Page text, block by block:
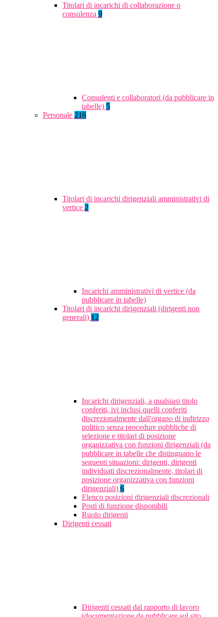
Titolari di incarichi di collaborazione o
consulenza 9
Consulenti e collaboratori (da pubblicare in
tabelle) 5
Personale 216
Titolari di incarichi dirigenziali amministrativi di
vertice 2
Incarichi amministrativi di vertice (da
pubblicare in tabelle)
Titolari di incarichi dirigenziali (dirigenti non
generali) 12
Incarichi dirigenziali, a qualsiasi titolo
conferiti, ivi inclusi quelli conferiti
discrezionalmente dall'organo di indirizzo
politico senza procedure pubbliche di
selezione e titolari di posizione
organizzativa con funzioni dirigenziali (da
pubblicare in tabelle che distinguano le
seguenti situazioni: dirigenti, dirigenti
individuati discrezionalmente, titolari di
posizione organizzativa con funzioni
dirigenziali) 6
Elenco posizioni dirigenziali discrezionali
Posti di funzione disponibili
Ruolo dirigenti
Dirigenti cessati
Dirigenti cessati dal rapporto di lavoro